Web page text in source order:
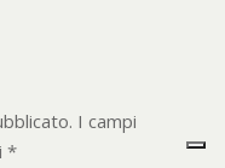
I campi
*